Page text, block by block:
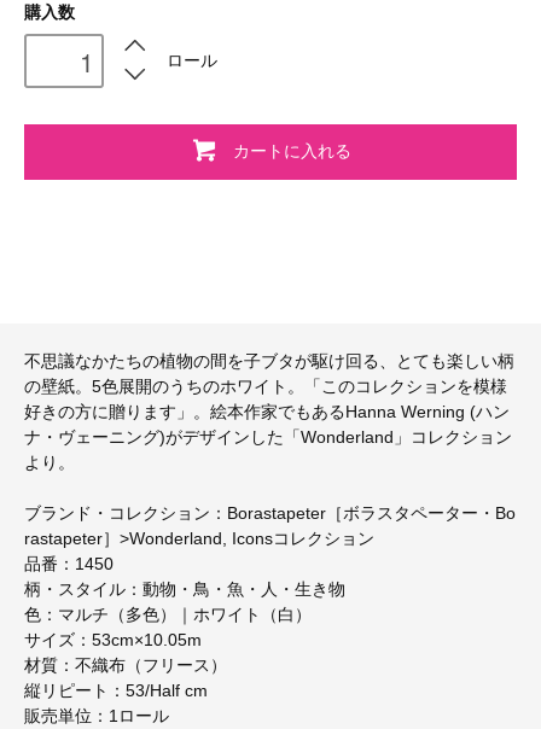
購入数
ロール
カートに入れる
不思議なかたちの植物の間を子ブタが駆け回る、とても楽しい柄
の壁紙。5色展開のうちのホワイト。「このコレクションを模様
好きの方に贈ります」。絵本作家でもあるHanna Werning (ハン
ナ・ヴェーニング)がデザインした「Wonderland」コレクション
より。
ブランド・コレクション：Borastapeter［ボラスタペーター・Bo
rastapeter］>Wonderland, Iconsコレクション
品番：1450
柄・スタイル：動物・鳥・魚・人・生き物
色：マルチ（多色）｜ホワイト（白）
サイズ：53cm×10.05m
材質：不織布（フリース）
縦リピート：53/Half cm
販売単位：1ロール